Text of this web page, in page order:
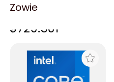
Zowie
PROCESADOR CORE I7-
$729.501